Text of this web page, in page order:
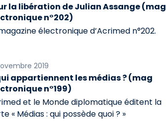
la libération de Julian Assange (mag
n°202)
électronique d’Acrimed n°202.
2019
appartiennent les médias ? (mag
n°199)
et le Monde diplomatique éditent la
« Médias : qui possède quoi ? »